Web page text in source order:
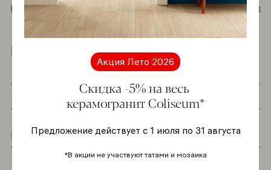
Акция Лето 2026
Скидка -5% на весь
керамогранит Coliseum*
Предложение действует с 1 июля по 31 августа
*В акции не участвуют татами и мозаика
Наверх
Подпишитесь на новостную рассылку
Я даю согласие на хранение и обработку